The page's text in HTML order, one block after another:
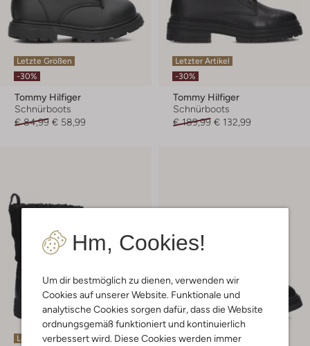
Hm, Cookies!
Um dir bestmöglich zu dienen, verwenden wir
Cookies auf unserer Website. Funktionale und
analytische Cookies sorgen dafür, dass die Website
ordnungsgemäß funktioniert und kontinuierlich
verbessert wird. Diese Cookies werden immer
Letzte Größen
-30%
Tommy Hilfiger
Schnürboots
€ 84,99 € 58,99
Letzter Artikel
-30%
Tommy Hilfiger
Schnürboots
€ 189,99 € 132,99
Letzter Artikel
Letzte Größen